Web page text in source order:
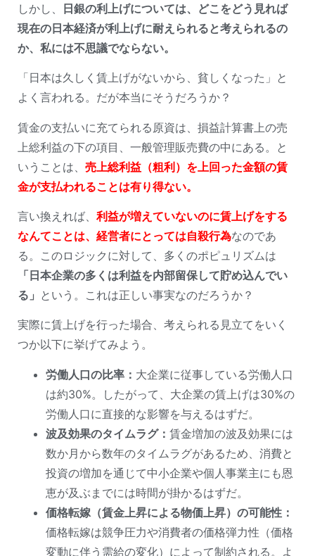
しかし、 日銀の利上げについては、どこをどう見れば
現在の日本経済が利上げに耐えられると考えられるの
か、私には不思議でならない。
「日本は久しく賃上げがないから、貧しくなった」と
よく言われる。だが本当にそうだろうか？
賃金の支払いに充てられる原資は、損益計算書上の売
上総利益の下の項目、一般管理販売費の中にある。と
いうことは、 売上総利益（粗利）を上回った金額の賃
金が支払われることは有り得ない。
言い換えれば、 利益が増えていないのに賃上げをする
なんてことは、経営者にとっては自殺行為なのであ
る。このロジックに対して、多くのポピュリズムは
「日本企業の多くは利益を内部留保して貯め込んでい
る」 という。これは正しい事実なのだろうか？
実際に賃上げを行った場合、考えられる見立てをいく
つか以下に挙げてみよう。
労働人口の比率： 大企業に従事している労働人口
は約30%。したがって、大企業の賃上げは30%の
労働人口に直接的な影響を与えるはずだ。
波及効果のタイムラグ： 賃金増加の波及効果には
数か月から数年のタイムラグがあるため、消費と
投資の増加を通じて中小企業や個人事業主にも恩
恵が及ぶまでには時間が掛かるはずだ。
価格転嫁（賃金上昇による物価上昇）の可能性：
価格転嫁は競争圧力や消費者の価格弾力性（価格
変動に伴う需給の変化）によって制約される。よ